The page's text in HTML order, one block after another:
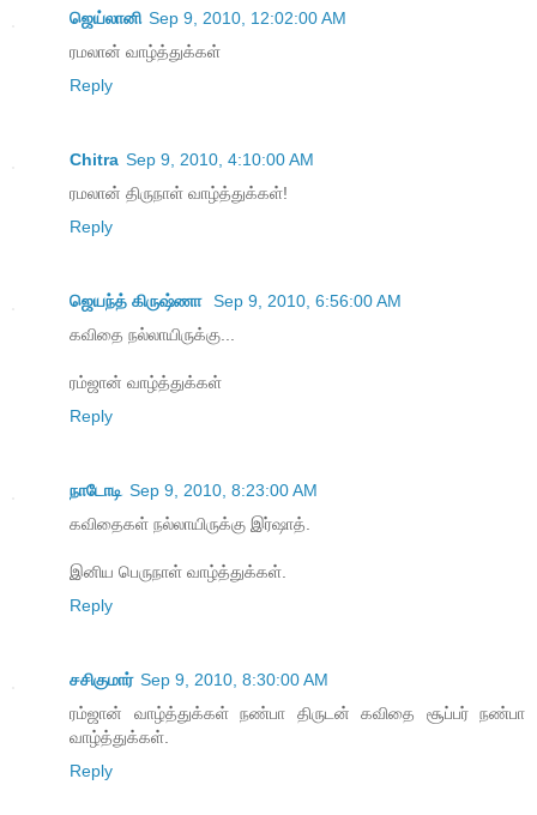
ஜெய்லானி Sep 9, 2010, 12:02:00 AM
ரமலான் வாழ்த்துக்கள்
Reply
Chitra Sep 9, 2010, 4:10:00 AM
ரமலான் திருநாள் வாழ்த்துக்கள்!
Reply
ஜெயந்த் கிருஷ்ணா Sep 9, 2010, 6:56:00 AM
கவிதை நல்லாயிருக்கு...
ரம்ஜான் வாழ்த்துக்கள்
Reply
நாடோடி Sep 9, 2010, 8:23:00 AM
க‌விதைக‌ள் ந‌ல்லாயிருக்கு இர்ஷாத்.
இனிய‌ பெருநாள் வாழ்த்துக்க‌ள்.
Reply
சசிகுமார் Sep 9, 2010, 8:30:00 AM
ரம்ஜான் வாழ்த்துக்கள் நண்பா திருடன் கவிதை சூப்பர் நண்பா
வாழ்த்துக்கள்.
Reply